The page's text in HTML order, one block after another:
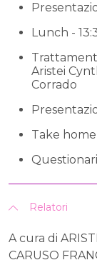
Lunch -
Aristei
Corrado
Take home
Relatori
A cura di
CARUSO